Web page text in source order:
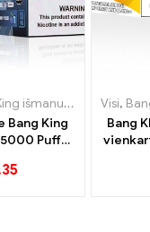
elektroninės
cigaretės Belgija
ekranas 15000 Puff
Bang King
Puff
Visi,
Bang